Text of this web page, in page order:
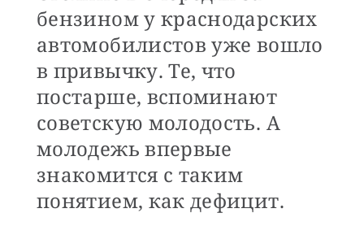
бензином у краснодарских
автомобилистов уже вошло
в привычку. Те, что
постарше, вспоминают
советскую молодость. А
молодежь впервые
знакомится с таким
понятием, как дефицит.